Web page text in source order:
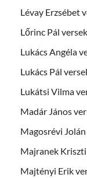
Lévay Erzsébet
Lőrinc Pál versek
Lukács Angéla
Lukács Pál
Lukátsi Vilma
Madár János
Magosrévi
Majranek
Majtényi Erik